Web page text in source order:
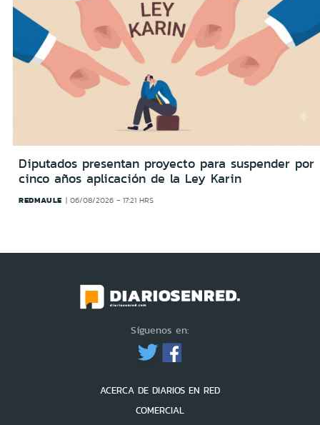
Diputados presentan proyecto para suspender por
cinco años aplicación de la Ley Karin
REDMAULE 06/08/2026 - 17:21 HRS
Síguenos en:
ACERCA DE DIARIOS EN RED
COMERCIAL